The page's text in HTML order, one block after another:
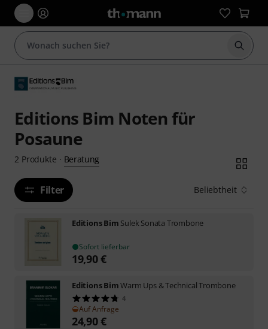
Suche
Editions Bim Noten für
Posaune
2 Produkte · Beratung
Filter Beliebtheit
Editions Bim Sulek Sonata Trombone
Sofort lieferbar
19,90€
Editions BimWarm Ups & Technical Trombone
4
Auf Anfrage
24,90€